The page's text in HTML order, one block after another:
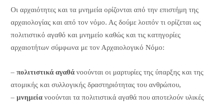
Οι αρχαιότητες και τα μνημεία ορίζονται από την επιστήμη της
αρχαιολογίας και από τον νόμο. Ας δούμε λοιπόν τι ορίζεται ως
πολιτιστικό αγαθό και μνημείο καθώς και τις κατηγορίες
αρχαιοτήτων σύμφωνα με τον Αρχαιολογικό Νόμο:
– πολιτιστικά αγαθάνοούνται οι μαρτυρίες της ύπαρξης και της
ατομικής και συλλογικής δραστηριότητας του ανθρώπου,
– μνημείανοούνται τα πολιτιστικά αγαθά που αποτελούν υλικές